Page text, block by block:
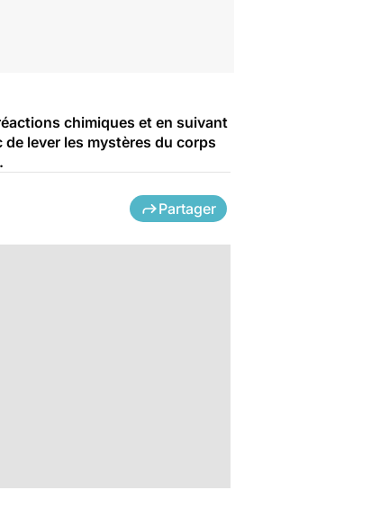
chimiques et en suivant
lever les mystères du corps
Partager